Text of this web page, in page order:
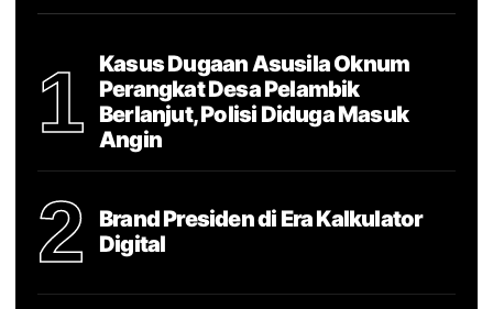
1
Kasus Dugaan Asusila Oknum
Perangkat Desa Pelambik
Berlanjut, Polisi Diduga Masuk
Angin
2
Brand Presiden di Era Kalkulator
Digital